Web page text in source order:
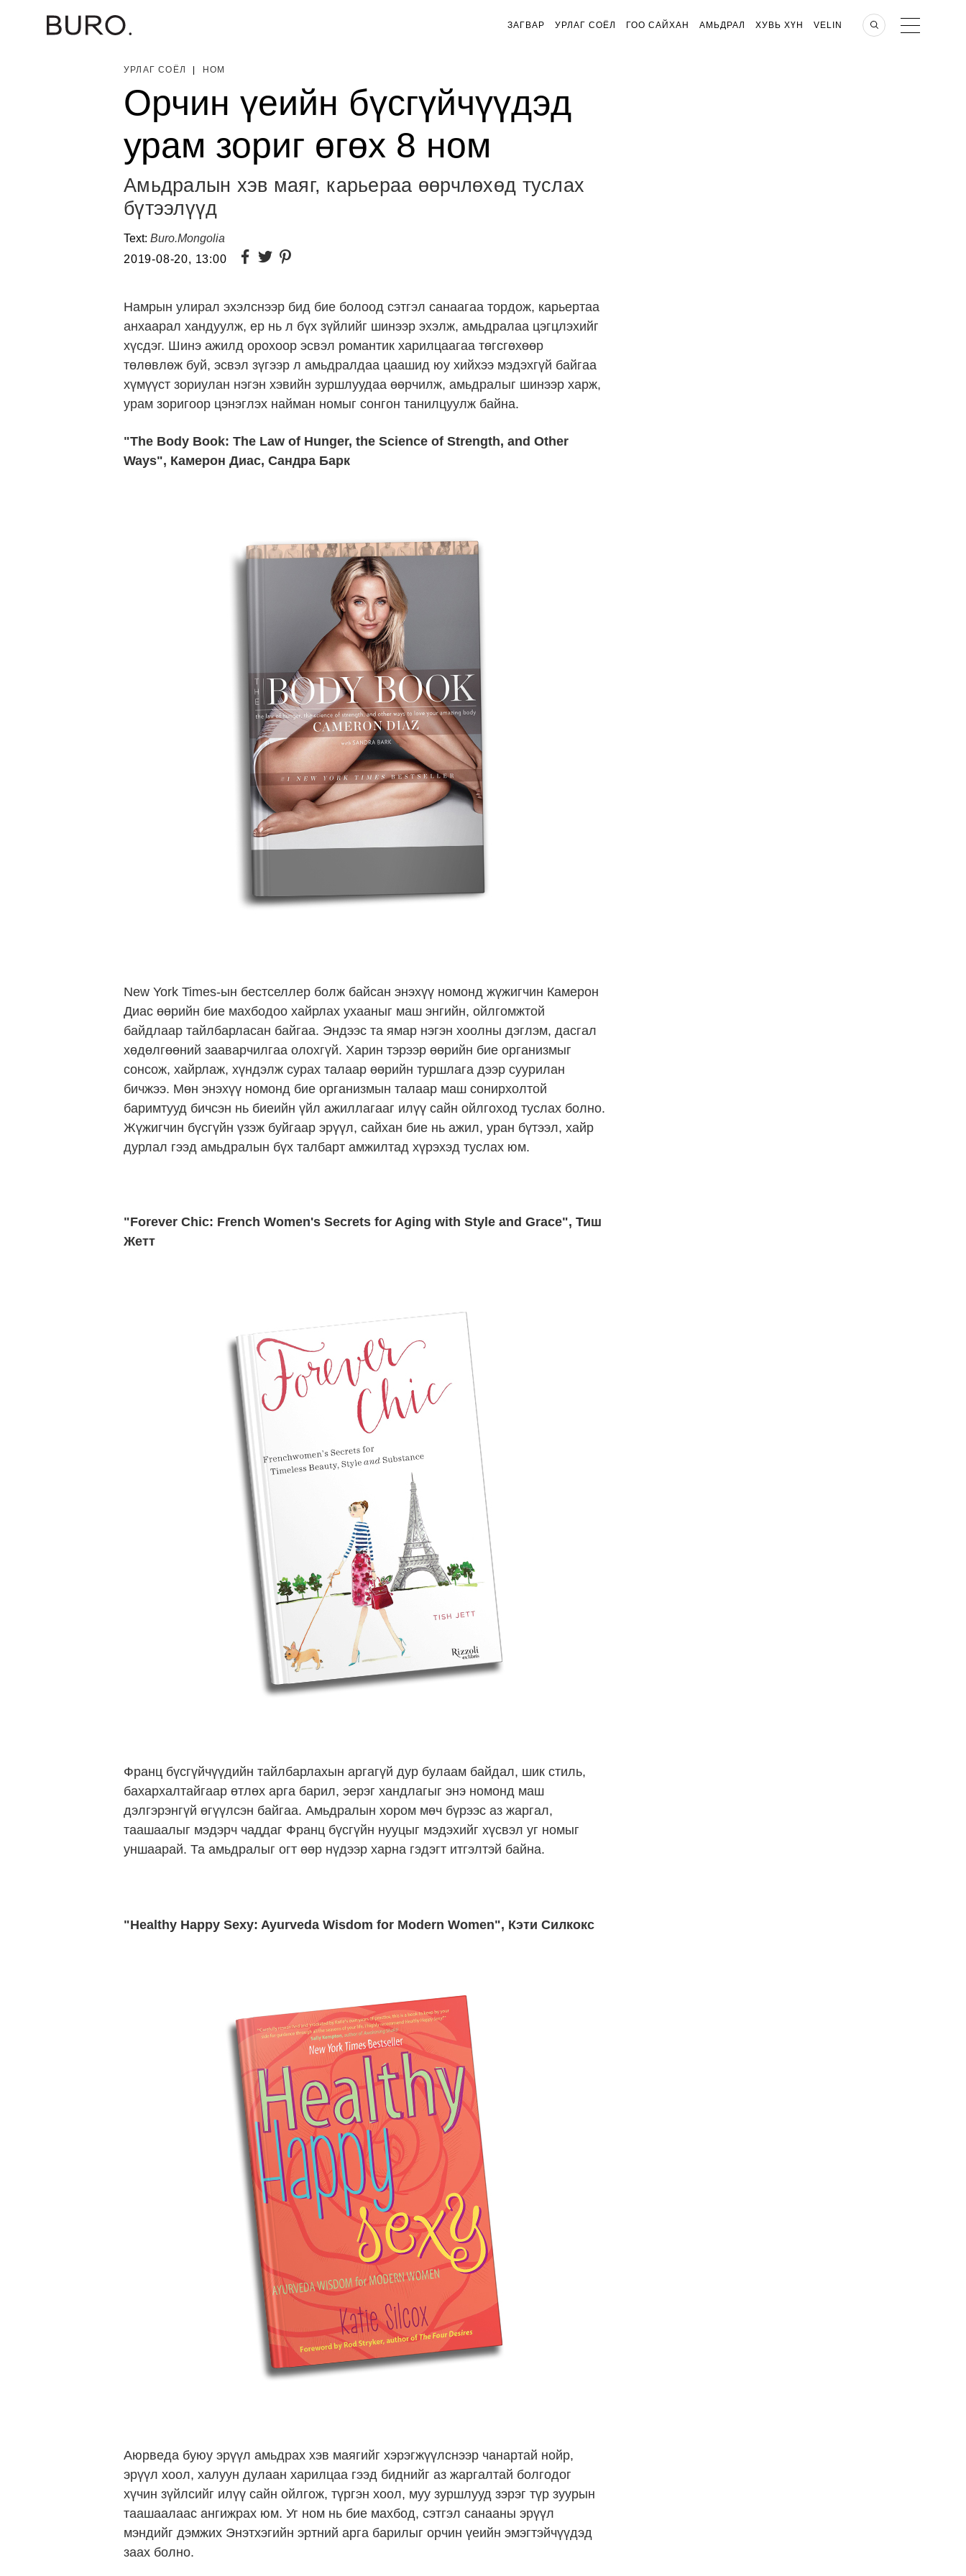
ЗАГВАР УРЛАГ СОЁЛ ГОО САЙХАН АМЬДРАЛ ХУВЬ ХҮН VELIN
УРЛАГ СОЁЛ НОМ
Орчин үеийн бүсгүйчүүдэд
урам зориг өгөх 8 ном
Амьдралын хэв маяг, карьераа өөрчлөхөд туслах
бүтээлүүд
Text: Buro.Mongolia
2019-08-20, 13:00
Намрын улирал эхэлснээр бид бие болоод сэтгэл санаагаа тордож, карьертаа
анхаарал хандуулж, ер нь л бүх зүйлийг шинээр эхэлж, амьдралаа цэгцлэхийг
хүсдэг. Шинэ ажилд орохоор эсвэл романтик харилцаагаа төгсгөхөөр
төлөвлөж буй, эсвэл зүгээр л амьдралдаа цаашид юу хийхээ мэдэхгүй байгаа
хүмүүст зориулан нэгэн хэвийн зуршлуудаа өөрчилж, амьдралыг шинээр харж,
урам зоригоор цэнэглэх найман номыг сонгон танилцуулж байна.
"The Body Book: The Law of Hunger, the Science of Strength, and Other
Ways", Камерон Диас, Сандра Барк
New York Times-ын бестселлер болж байсан энэхүү номонд жүжигчин Камерон
Диас өөрийн бие махбодоо хайрлах ухааныг маш энгийн, ойлгомжтой
байдлаар тайлбарласан байгаа. Эндээс та ямар нэгэн хоолны дэглэм, дасгал
хөдөлгөөний зааварчилгаа олохгүй. Харин тэрээр өөрийн бие организмыг
сонсож, хайрлаж, хүндэлж сурах талаар өөрийн туршлага дээр суурилан
бичжээ. Мөн энэхүү номонд бие организмын талаар маш сонирхолтой
баримтууд бичсэн нь биеийн үйл ажиллагааг илүү сайн ойлгоход туслах болно.
Жүжигчин бүсгүйн үзэж буйгаар эрүүл, сайхан бие нь ажил, уран бүтээл, хайр
дурлал гээд амьдралын бүх талбарт амжилтад хүрэхэд туслах юм.
"Forever Chic: French Women's Secrets for Aging with Style and Grace", Тиш
Жетт
Франц бүсгүйчүүдийн тайлбарлахын аргагүй дур булаам байдал, шик стиль,
бахархалтайгаар өтлөх арга барил, эерэг хандлагыг энэ номонд маш
дэлгэрэнгүй өгүүлсэн байгаа. Амьдралын хором мөч бүрээс аз жаргал,
таашаалыг мэдэрч чаддаг Франц бүсгүйн нууцыг мэдэхийг хүсвэл уг номыг
уншаарай. Та амьдралыг огт өөр нүдээр харна гэдэгт итгэлтэй байна.
"Healthy Happy Sexy: Ayurveda Wisdom for Modern Women", Кэти Силкокс
Аюрведа буюу эрүүл амьдрах хэв маягийг хэрэгжүүлснээр чанартай нойр,
эрүүл хоол, халуун дулаан харилцаа гээд биднийг аз жаргалтай болгодог
хүчин зүйлсийг илүү сайн ойлгож, түргэн хоол, муу зуршлууд зэрэг түр зуурын
таашаалаас ангижрах юм. Уг ном нь бие махбод, сэтгэл санааны эрүүл
мэндийг дэмжих Энэтхэгийн эртний арга барилыг орчин үеийн эмэгтэйчүүдэд
заах болно.